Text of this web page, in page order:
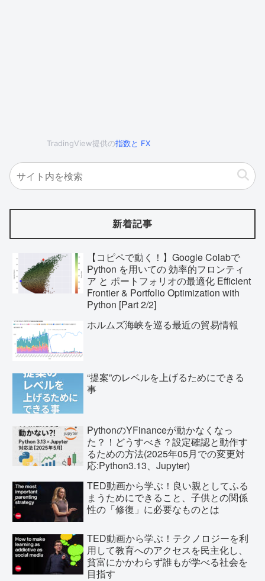
TradingView提供の指数と FX
新着記事
【コピペで動く！】Google Colabで
Python を用いての 効率的フロンティ
ア と ポートフォリオの最適化 Efficient
Frontier & Portfolio Optimization with
Python [Part 2/2]
ホルムズ海峡を巡る最近の貿易情報
“提案”のレベルを上げるためにできる
事
PythonのYFinanceが動かなくなっ
た？！どうすべき？設定確認と動作す
るための方法(2025年05月での変更対
応:Python3.13、Jupyter)
TED動画から学ぶ！良い親としてふる
まうためにできること、子供との関係
性の「修復」に必要なものとは
TED動画から学ぶ！テクノロジーを利
用して教育へのアクセスを民主化し、
貧富にかかわらず誰もが学べる社会を
目指す